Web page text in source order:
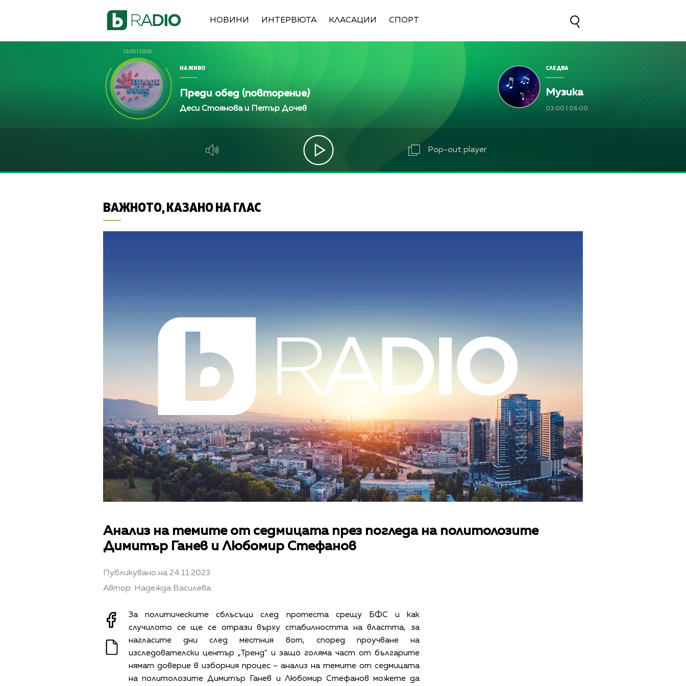
НОВИНИ ИНТЕРВЮТА КЛАСАЦИИ СПОРТ
01:00 03:00
НА ЖИВО
Преди обед (повторение)
Деси Стоянова и Петър Дочев
СЛЕДВА
Музика
03:00 06:00
Pop-out player
ВАЖНОТО, КАЗАНО НА ГЛАС
Анализ на темите от седмицата през погледа на политолозите
Димитър Ганев и Любомир Стефанов
Публикувано на 24.11.2023
Автор: Надежда Василева
За политическите сблъсъци след протеста срещу БФС и как
случилото се ще се отрази върху стабилността на властта, за
нагласите дни след местния вот, според проучване на
изследователски център „Тренд“ и защо голяма част от българите
нямат доверие в изборния процес – анализ на темите от седмицата
на политолозите Димитър Ганев и Любомир Стефанов можете да